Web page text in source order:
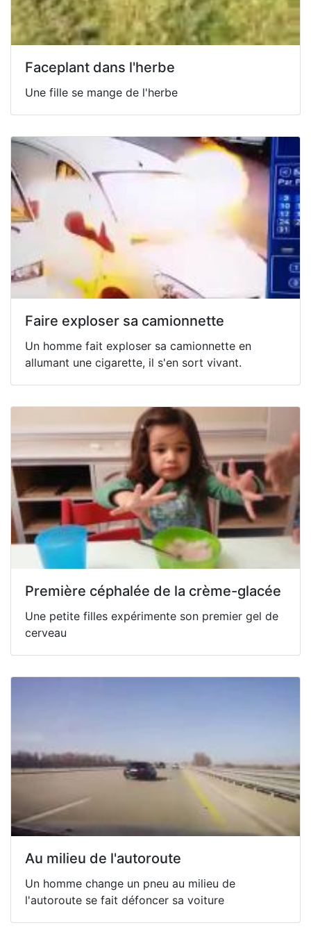
Faceplant dans l'herbe
Une fille se mange de l'herbe
Faire exploser sa camionnette
Un homme fait exploser sa camionnette en
allumant une cigarette, il s'en sort vivant.
Première céphalée de la crème-glacée
Une petite filles expérimente son premier gel de
cerveau
Au milieu de l'autoroute
Un homme change un pneu au milieu de
l'autoroute se fait défoncer sa voiture